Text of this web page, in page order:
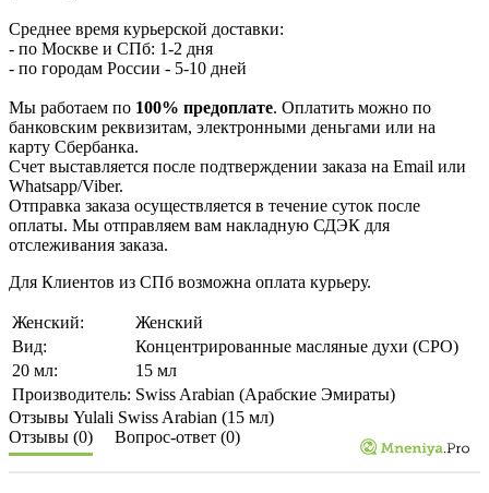
Среднее время курьерской доставки:
- по Москве и СПб: 1-2 дня
- по городам России - 5-10 дней
Мы работаем по 100% предоплате. Оплатить можно по
банковским реквизитам, электронными деньгами или на
карту Сбербанка.
Счет выставляется после подтверждении заказа на Email или
Whatsapp/Viber.
Отправка заказа осуществляется в течение суток после
оплаты. Мы отправляем вам накладную СДЭК для
отслеживания заказа.
Для Клиентов из СПб возможна оплата курьеру.
Женский:
Женский
Вид:
Концентрированные масляные духи (CPO)
20 мл:
15 мл
Производитель: Swiss Arabian (Арабские Эмираты)
Отзывы Yulali Swiss Arabian (15 мл)
Отзывы (0)
Вопрос-ответ (0)